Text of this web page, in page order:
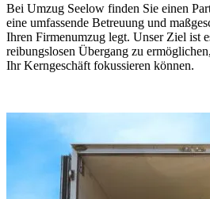
Bei Umzug Seelow finden Sie einen
eine umfassende Betreuung und
Ihren Firmenumzug legt. Unser Ziel ist
reibungslosen Übergang zu
Ihr Kerngeschäft fokussieren können.